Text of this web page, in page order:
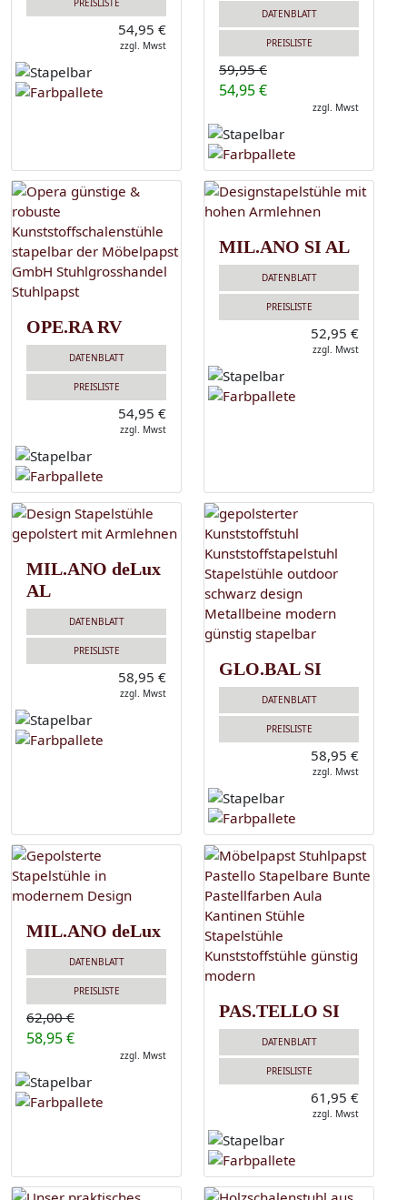
PREISLISTE
54,95 €
zzgl. Mwst
DATENBLATT
PREISLISTE
59,95 €
54,95 €
zzgl. Mwst
OPE.RA RV
DATENBLATT
PREISLISTE
54,95 €
zzgl. Mwst
MIL.ANO SI AL
DATENBLATT
PREISLISTE
52,95 €
zzgl. Mwst
MIL.ANO deLux
AL
DATENBLATT
PREISLISTE
58,95 €
zzgl. Mwst
GLO.BAL SI
DATENBLATT
PREISLISTE
58,95 €
zzgl. Mwst
MIL.ANO deLux
DATENBLATT
PREISLISTE
62,00 €
58,95 €
zzgl. Mwst
PAS.TELLO SI
DATENBLATT
PREISLISTE
61,95 €
zzgl. Mwst